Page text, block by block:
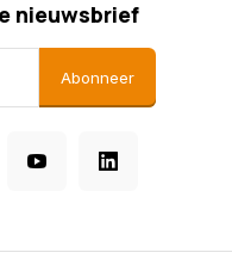
nieuwsbrief
Abonneer